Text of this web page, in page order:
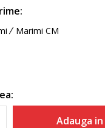
Marimi CM
Adauga in